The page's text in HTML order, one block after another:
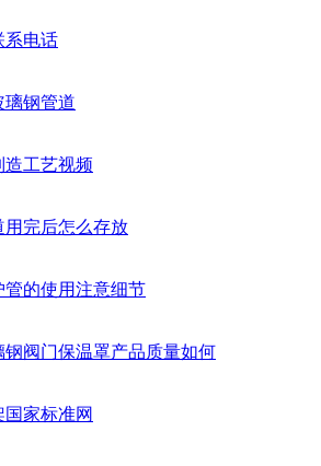
系电话
璃钢管道
造工艺视频
完后怎么存放
的使用注意细节
阀门保温罩产品质量如何
家标准网